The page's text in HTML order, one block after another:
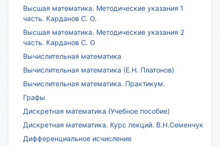
Высшая математика. Методические указания 1
часть. Карданов С. О.
Высшая математика. Методические указания 2
часть. Карданов С. О
Вычислительная математика
Вычислительная математика (Е.Н. Платонов)
Вычислительная математика. Практикум.
Графы
Дискретная математика (Учебное пособие)
Дискретная математика. Курс лекций. В.Н.Семенчук
Дифференциальное исчисление